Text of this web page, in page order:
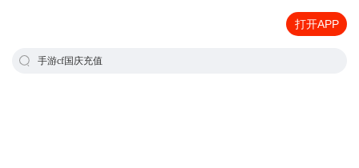
打开APP
手游cf国庆充值